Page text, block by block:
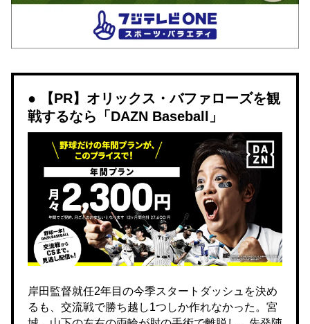
【PR】オリックス・バファローズを観
戦するなら「DAZN Baseball」
岸田監督就任2年目の今季スタートダッシュを決め
るも、交流戦で勝ち越し1つしか作れなかった。宮